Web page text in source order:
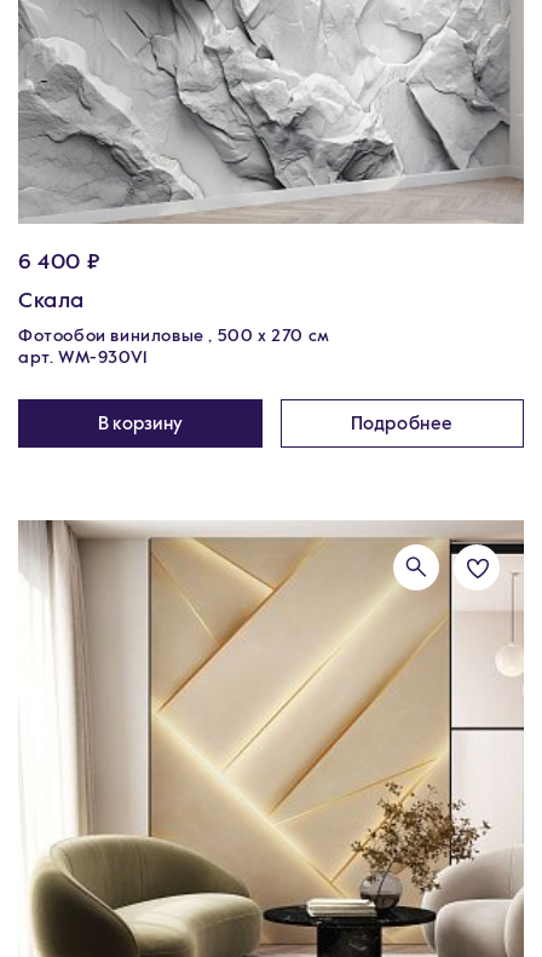
6 400 ₽
Скала
Фотообои виниловые , 500 x 270 см
арт. WM-930V1
В корзину Подробнее